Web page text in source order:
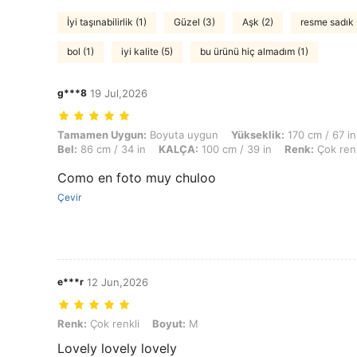
İyi taşınabilirlik (1) Güzel (3) Aşk (2) resme sadık
bol (1) iyi kalite (5) bu ürünü hiç almadım (1)
g***8 19 Jul,2026
Tamamen Uygun: Boyuta uygun, Yükseklik: 170 cm / 67 in,
Tamamen Uygun: Boyuta uygun Yükseklik: 170 cm / 67 in
Bel: 86 cm / 34 in KALÇA: 100 cm / 39 in Renk: Çok
Como en foto muy chuloo
Çevir
e***r 12 Jun,2026
Renk: Çok renkli, Boyut: M
Renk: Çok renkli Boyut: M
Lovely lovely lovely